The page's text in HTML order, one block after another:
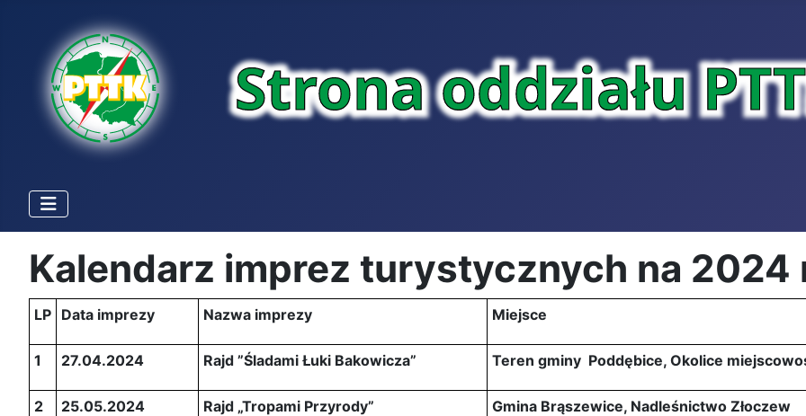
Kalendarz imprez turystycznych na 2024
LP Data imprezy Nazwa imprezy Miejsce
1 27.04.2024 Rajd ”Śladami Łuki Bakowicza” Teren gminy Poddębice, Okolice
2 25.05.2024 Rajd „Tropami Przyrody” Gmina Brąszewice, Nadleśnictwo Złoczew